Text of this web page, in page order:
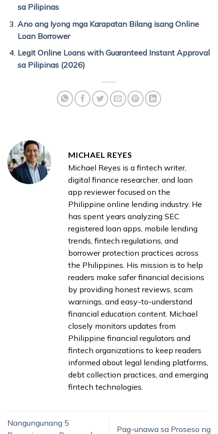
sa Pilipinas
Ano ang Iyong mga Karapatan Bilang isang Online
Loan Borrower
Legit Online Loans with Guaranteed Instant Approval
sa Pilipinas (2026)
MICHAEL REYES
Michael Reyes is a fintech writer,
digital finance researcher, and loan
app reviewer focused on the
Philippine online lending industry. He
has spent years analyzing SEC
registered loan apps, mobile lending
trends, fintech regulations, and
borrower protection practices across
the Philippines. His mission is to help
readers make safer financial decisions
by providing honest reviews, scam
warnings, and easy-to-understand
financial education content. Michael
closely monitors updates from
Philippine financial regulators and
fintech organizations to keep readers
informed about legal lending platforms,
debt collection practices, and emerging
fintech technologies.
Nangungunang 5
Pag-unawa sa Proseso ng